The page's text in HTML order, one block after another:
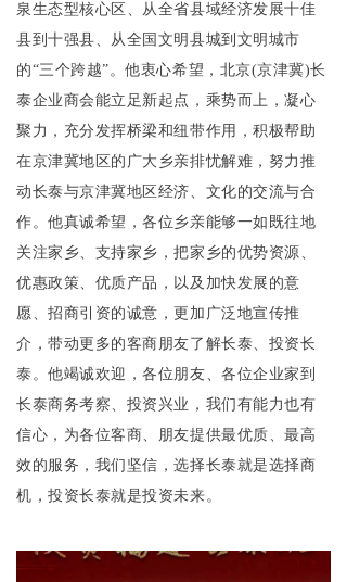
泉生态型核心区、从全省县域经济发展十佳
县到十强县、从全国文明县城到文明城市
的“三个跨越”。他衷心希望，北京(京津冀)长
泰企业商会能立足新起点，乘势而上，凝心
聚力，充分发挥桥梁和纽带作用，积极帮助
在京津冀地区的广大乡亲排忧解难，努力推
动长泰与京津冀地区经济、文化的交流与合
作。他真诚希望，各位乡亲能够一如既往地
关注家乡、支持家乡，把家乡的优势资源、
优惠政策、优质产品，以及加快发展的意
愿、招商引资的诚意，更加广泛地宣传推
介，带动更多的客商朋友了解长泰、投资长
泰。他竭诚欢迎，各位朋友、各位企业家到
长泰商务考察、投资兴业，我们有能力也有
信心，为各位客商、朋友提供最优质、最高
效的服务，我们坚信，选择长泰就是选择商
机，投资长泰就是投资未来。